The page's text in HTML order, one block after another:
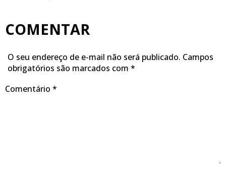
COMENTAR
O seu endereço de e-mail não será publicado. Campos
obrigatórios são marcados com *
Comentário *